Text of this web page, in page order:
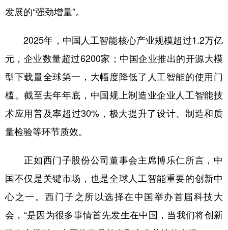
发展的“强劲增量”。
2025年，中国人工智能核心产业规模超过1.2万亿
元，企业数量超过6200家；中国企业推出的开源大模
型下载量全球第一，大幅度降低了人工智能的使用门
槛。截至去年年底，中国规上制造业企业人工智能技
术应用普及率超过30%，极大提升了设计、制造和质
量检验等环节质效。
正如西门子股份公司董事会主席博乐仁所言，中
国不仅是关键市场，也是全球人工智能重要的创新中
心之一。西门子之所以选择在中国举办首届科技大
会，“是因为很多事情首先发生在中国，当我们将创新